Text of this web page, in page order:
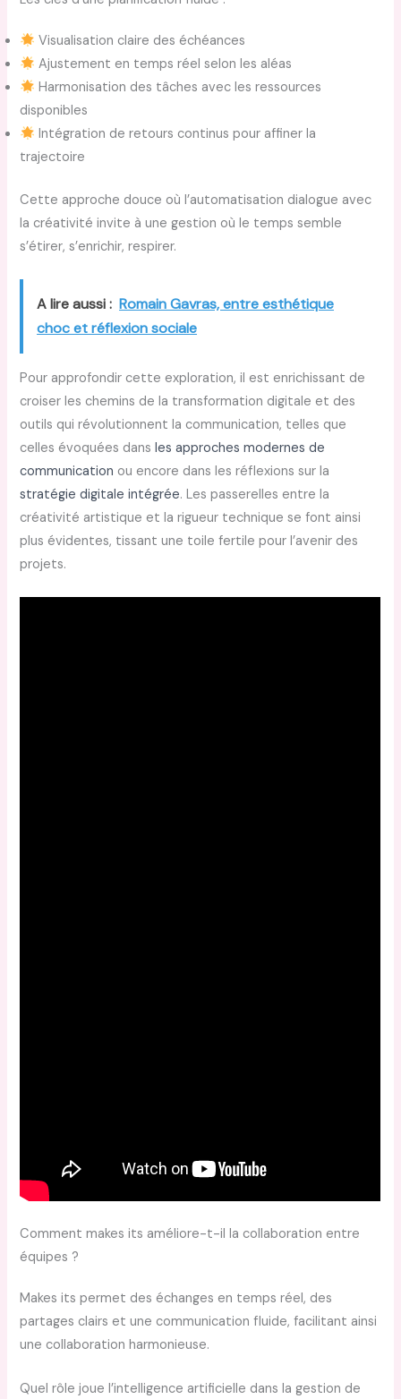
Visualisation claire des échéances
Ajustement en temps réel selon les aléas
Harmonisation des tâches avec les ressources
disponibles
Intégration de retours continus pour affiner la
trajectoire
Cette approche douce où l’automatisation dialogue avec
la créativité invite à une gestion où le temps semble
s’étirer, s’enrichir, respirer.
A lire aussi : Romain Gavras, entre esthétique
choc et réflexion sociale
Pour approfondir cette exploration, il est enrichissant de
croiser les chemins de la transformation digitale et des
outils qui révolutionnent la communication, telles que
celles évoquées dansles approches modernes de
communication ou encore dans les réflexions sur la
stratégie digitale intégrée. Les passerelles entre la
créativité artistique et la rigueur technique se font ainsi
plus évidentes, tissant une toile fertile pour l’avenir des
projets.
Comment makes its améliore-t-il la collaboration entre
équipes ?
Makes its permet des échanges en temps réel, des
partages clairs et une communication fluide, facilitant ainsi
une collaboration harmonieuse.
Quel rôle joue l’intelligence artificielle dans la gestion de